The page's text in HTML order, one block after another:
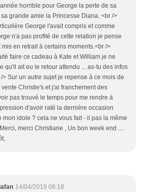
horrible pour George la perte de sa
grande amie la Princesse Diana. <br />
George l'avait compris et comme
n'a pas profité de cette relation je pense
en retrait à certains moments.<br />
faire ce cadeau à Kate et William je ne
qu'il ait eu le retour attendu ... as-tu des infos
> Sur un autre sujet je repense à ce mois de
Christie's et j'ai franchement des
pas trouvé le temps pour me rendre à
d'avoir raté la dernière occasion
mon idole ? cela ne vous fait - il pas la même
merci Christiane , Un bon week end ....
14/04/2019 08:18